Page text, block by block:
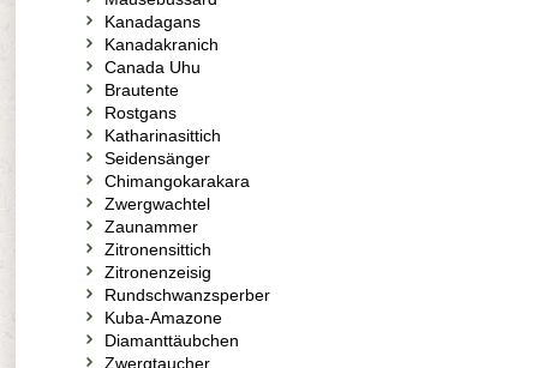
Kanadagans
Kanadakranich
Canada Uhu
Brautente
Rostgans
Katharinasittich
Seidensänger
Chimangokarakara
Zwergwachtel
Zaunammer
Zitronensittich
Zitronenzeisig
Rundschwanzsperber
Kuba-Amazone
Diamanttäubchen
Zwergtaucher